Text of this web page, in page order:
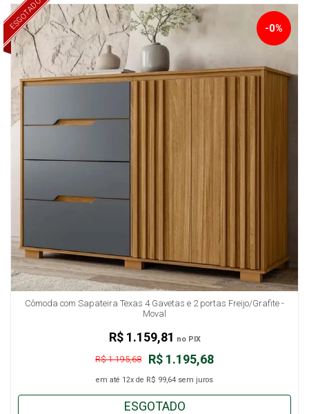
ESGOTADO
Cômoda com Sapateira Texas 4 Gavetas e 2 portas Freijo/Grafite -
Moval
R$ 1.195,68
R$ 1.195,68
-0%
em até 12x de R$ 99,64 sem juros
R$ 1.159,81 no PIX
ESGOTADO